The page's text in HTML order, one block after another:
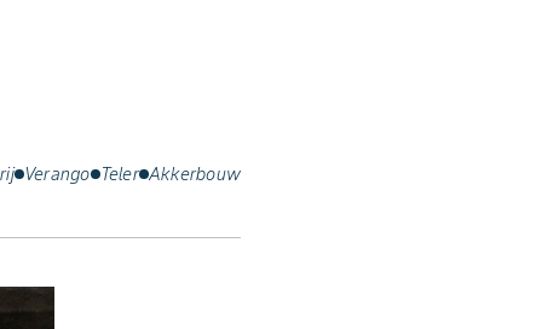
Verango Teler Akkerbouw